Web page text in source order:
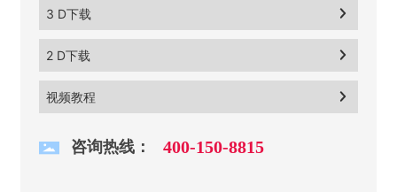
3 D下载
2 D下载
视频教程
咨询热线： 400-150-8815